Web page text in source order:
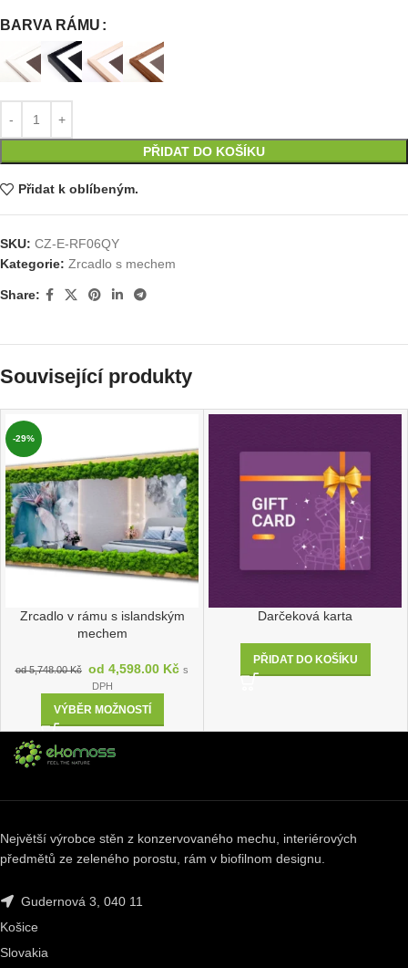
BARVA RÁMU
PŘIDAT DO KOŠÍKU
Přidat k oblíbeným.
SKU: CZ-E-RF06QY
Kategorie: Zrcadlo s mechem
Share:
Související produkty
-29%
Zrcadlo v rámu s islandským
mechem
od5,748.00Kč od4,598.00 Kč s
DPH
VÝBĚR MOŽNOSTÍ
Darčeková karta
PŘIDAT DO KOŠÍKU
Největší výrobce stěn z konzervovaného mechu, interiérových
předmětů ze zeleného porostu, rám v biofilnom designu.
Gudernová 3, 040 11
Košice
Slovakia